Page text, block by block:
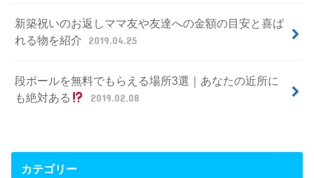
新築祝いのお返しママ友や友達への金額の目安と喜ば
れる物を紹介
2019.04.25
段ボールを無料でもらえる場所3選｜あなたの近所に
も絶対ある
2019.02.08
カテゴリー